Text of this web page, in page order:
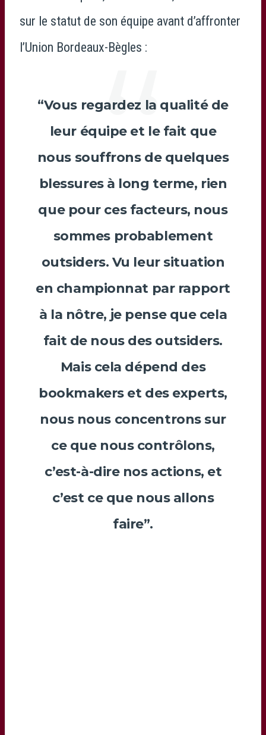
sur le statut de son équipe avant d’affronter
l’Union Bordeaux-Bègles :
“Vous regardez la qualité de
leur équipe et le fait que
nous souffrons de quelques
blessures à long terme, rien
que pour ces facteurs, nous
sommes probablement
outsiders. Vu leur situation
en championnat par rapport
à la nôtre, je pense que cela
fait de nous des outsiders.
Mais cela dépend des
bookmakers et des experts,
nous nous concentrons sur
ce que nous contrôlons,
c’est-à-dire nos actions, et
c’est ce que nous allons
faire”.